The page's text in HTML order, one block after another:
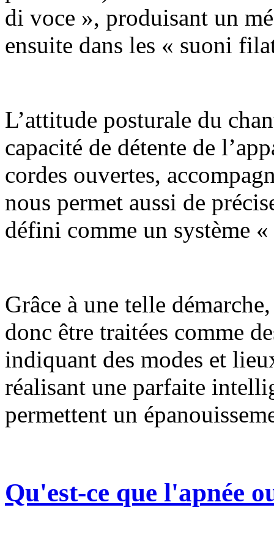
di voce », produisant un
ensuite dans les « suoni
L’attitude posturale du
capacité de détente de
cordes ouvertes,
nous permet aussi de
défini comme un système
Grâce à une telle
donc être traitées comme
indiquant des modes et
réalisant une parfaite
permettent un
Qu'est-ce que l'apnée